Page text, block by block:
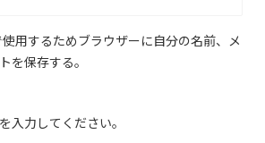
用するためブラウザーに自分の名前、メ
を保存する。
入力してください。